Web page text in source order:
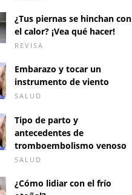
¿Tus piernas se hinchan con
el calor? ¡Vea qué hacer!
REVISA
Embarazo y tocar un
instrumento de viento
SALUD
Tipo de parto y
antecedentes de
tromboembolismo venoso
SALUD
¿Cómo lidiar con el frío